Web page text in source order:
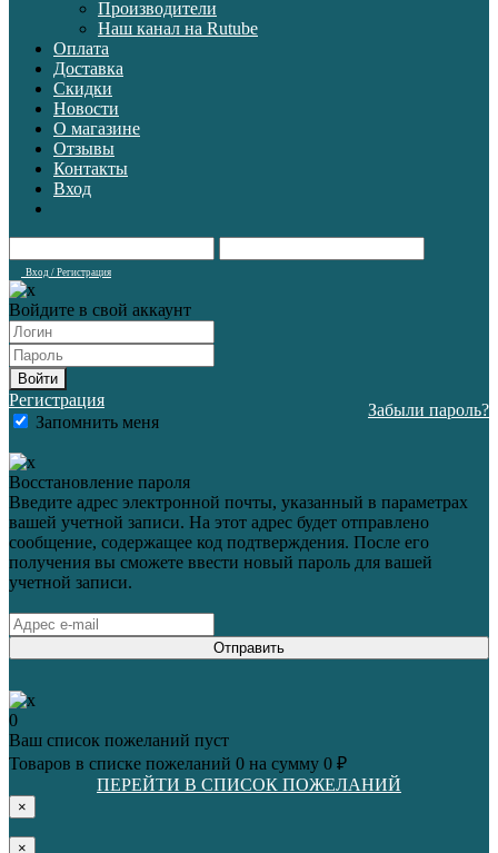
Производители
Наш канал на Rutube
Оплата
Доставка
Скидки
Новости
О магазине
Отзывы
Контакты
Вход
Вход / Регистрация
Войдите в свой аккаунт
Войти
Регистрация
Запомнить меня
Забыли пароль?
Восстановление пароля
Введите адрес электронной почты, указанный в параметрах
вашей учетной записи. На этот адрес будет отправлено
сообщение, содержащее код подтверждения. После его
получения вы сможете ввести новый пароль для вашей
учетной записи.
Отправить
0
Ваш список пожеланий пуст
Товаров в списке пожеланий 0 на сумму 0 ₽
ПЕРЕЙТИ В СПИСОК ПОЖЕЛАНИЙ
×
×